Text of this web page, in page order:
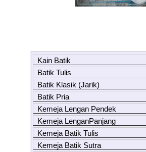
Kain Batik
Batik Tulis
Batik Klasik (Jarik)
Batik Pria
Kemeja Lengan Pendek
Kemeja LenganPanjang
Kemeja Batik Tulis
Kemeja Batik Sutra